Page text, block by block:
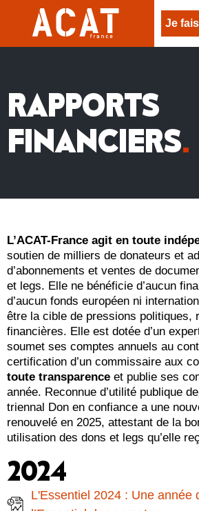
Je
RAPPORTS
FINANCIERS.
L’ACAT-France agit en toute
soutien de milliers de donateurs et
d’abonnements et ventes de
et legs. Elle ne bénéficie d’aucun
d’aucun fonds européen ni
être la cible de pressions politiques,
financières. Elle est dotée d’un
soumet ses comptes annuels au
certification d’un commissaire aux
toute transparence et publie ses
année. Reconnue d’utilité publique
triennal Don en confiance a une
renouvelé en 2025, attestant de la
utilisation des dons et legs qu’elle
2024
L'Essentiel 2024 : Une année